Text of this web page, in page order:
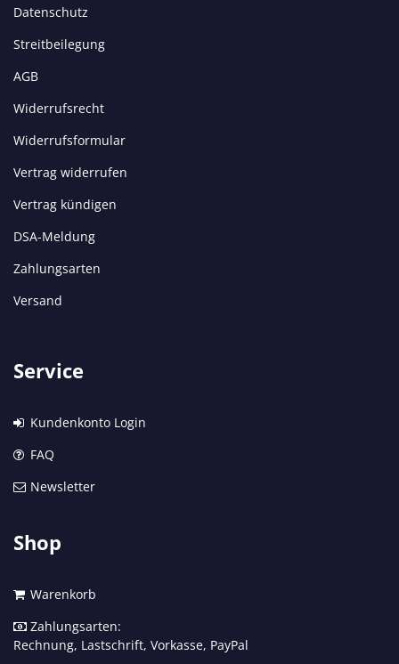
Datenschutz
Streitbeilegung
AGB
Widerrufsrecht
Widerrufsformular
Vertrag widerrufen
Vertrag kündigen
DSA-Meldung
Zahlungsarten
Versand
Service
Kundenkonto Login
FAQ
Newsletter
Shop
Warenkorb
Zahlungsarten:
Rechnung, Lastschrift, Vorkasse, PayPal